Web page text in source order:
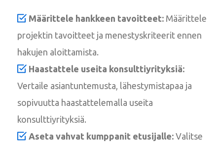
Määrittele hankkeen tavoitteet: Määrittele
projektin tavoitteet ja menestyskriteerit ennen
hakujen aloittamista.
Haastattele useita konsulttiyrityksiä:
Vertaile asiantuntemusta, lähestymistapaa ja
sopivuutta haastattelemalla useita
konsulttiyrityksiä.
Aseta vahvat kumppanit etusijalle: Valitse